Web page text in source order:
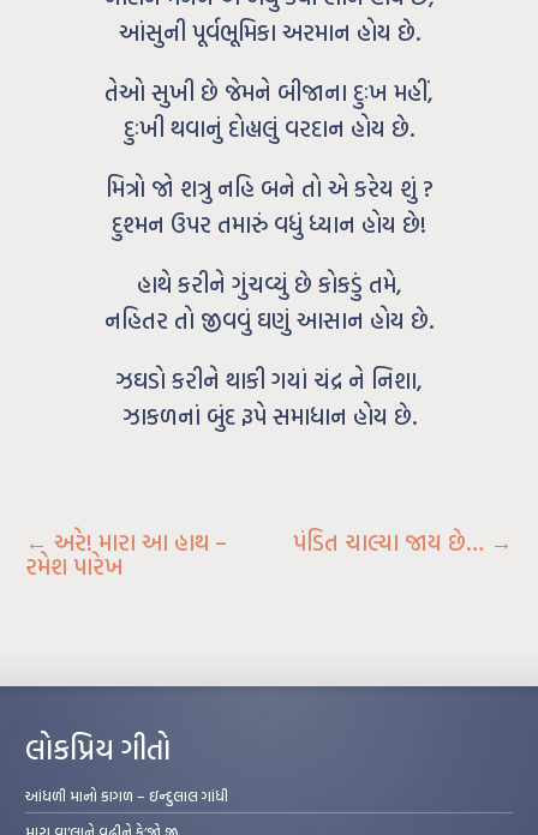
આંસુની પૂર્વભૂમિકા અરમાન હોય છે.
તેઓ સુખી છે જેમને બીજાના દુઃખ મહીં,
દુઃખી થવાનું દોહ્યલું વરદાન હોય છે.
મિત્રો જો શત્રુ નહિ બને તો એ કરેય શું ?
દુશ્મન ઉપર તમારું વધું ધ્યાન હોય છે!
હાથે કરીને ગુંચવ્યું છે કોકડું તમે,
નહિતર તો જીવવું ઘણું આસાન હોય છે.
ઝઘડો કરીને થાકી ગયાં ચંદ્ર ને નિશા,
ઝાકળનાં બુંદ રૂપે સમાધાન હોય છે.
← અરે! મારા આ હાથ –
રમેશ પારેખ
પંડિત ચાલ્યા જાય છે… →
લોકપ્રિય ગીતો
આંધળી માનો કાગળ – ઇન્દુલાલ ગાંધી